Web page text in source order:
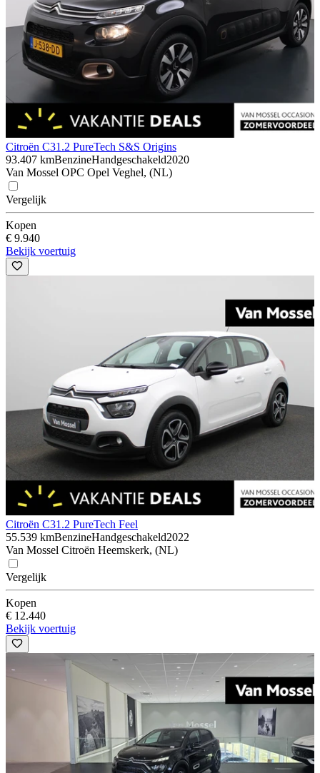
Citroën C31.2 PureTech S&S Origins
93.407 kmBenzineHandgeschakeld2020
Van Mossel OPC Opel Veghel, (NL)
Vergelijk
Kopen
€ 9.940
Bekijk voertuig
Citroën C31.2 PureTech Feel
55.539 kmBenzineHandgeschakeld2022
Van Mossel Citroën Heemskerk, (NL)
Vergelijk
Kopen
€ 12.440
Bekijk voertuig